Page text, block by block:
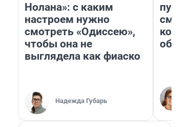
Нолана»: с каким
настроем нужно
смотреть «Одиссею»,
чтобы она не
выглядела как фиаско
Надежда Губарь